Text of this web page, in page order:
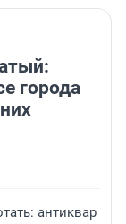
города
антиквар